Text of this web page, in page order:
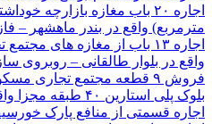
مترمربع) واقع در بندر ماهشهر – فاز ۳ روبروی مسجد ۱۴ معصوم
اجاره ۱۳ باب از مغازه های
واقع در بلوار طالقانی – روبروی
فروش ۹ قطعه مجتمع تجاری
بلوک پلی استارین ۴۰ طبقه مجزا واقع در بندرماهشهر- انتهای فاز ۳
اجاره قسمتی از منافع پارک